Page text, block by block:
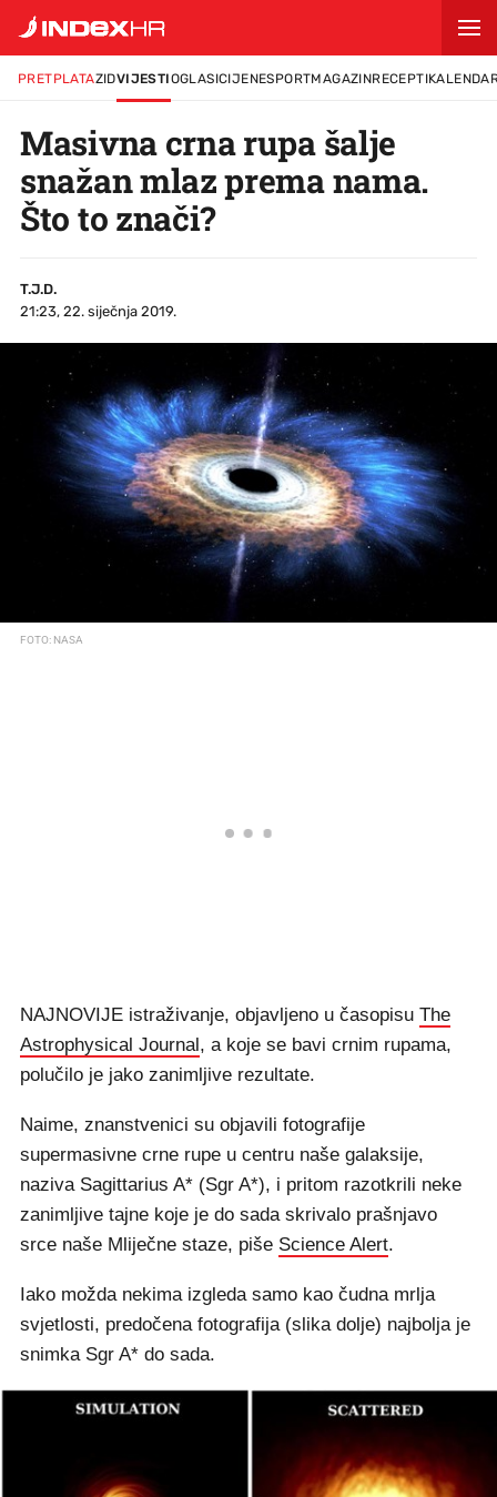
PRETPLATAZIDVIJESTIOGLASICIJENESPORTMAGAZINRECEPTI
Masivna crna rupa šalje
snažan mlaz prema nama.
Što to znači?
T.J.D.
21:23, 22. siječnja 2019.
FOTO: NASA
NAJNOVIJE istraživanje, objavljeno u časopisu The
Astrophysical Journal, a koje se bavi crnim rupama,
polučilo je jako zanimljive rezultate.
Naime, znanstvenici su objavili fotografije
supermasivne crne rupe u centru naše galaksije,
naziva Sagittarius A* (Sgr A*), i pritom razotkrili neke
zanimljive tajne koje je do sada skrivalo prašnjavo
srce naše Mliječne staze, piše Science Alert.
Iako možda nekima izgleda samo kao čudna mrlja
svjetlosti, predočena fotografija (slika dolje) najbolja je
snimka Sgr A* do sada.